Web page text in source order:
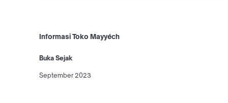
Informasi Toko Mayyéch
Buka Sejak
September 2023